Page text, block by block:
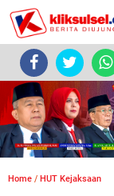
Home / HUT Kejaksaan